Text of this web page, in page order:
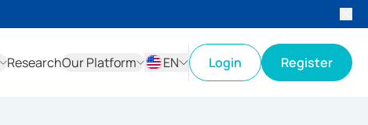
ResearchOur Platform
EN
Login Register